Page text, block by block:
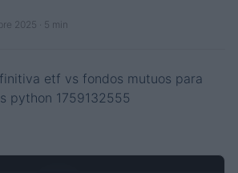
2025 · 5 min